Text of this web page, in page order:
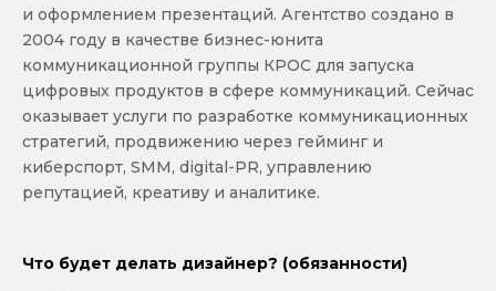
и оформлением презентаций. Агентство создано в
2004 году в качестве бизнес-юнита
коммуникационной группы КРОС для запуска
цифровых продуктов в сфере коммуникаций. Сейчас
оказывает услуги по разработке коммуникационных
стратегий, продвижению через гейминг и
киберспорт, SMM, digital-PR, управлению
репутацией, креативу и аналитике.
Что будет делать дизайнер? (обязанности)